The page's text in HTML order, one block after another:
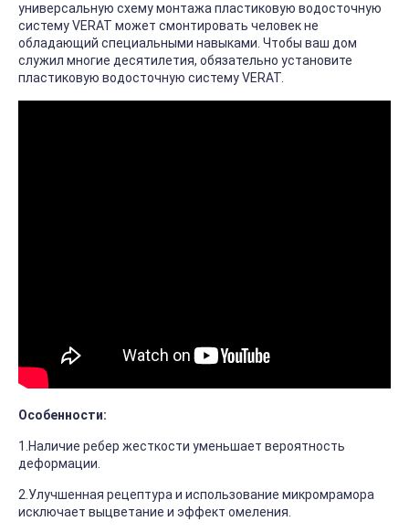
универсальную схему монтажа пластиковую водосточную
систему VERAT может смонтировать человек не
обладающий специальными навыками. Чтобы ваш дом
служил многие десятилетия, обязательно установите
пластиковую водосточную систему VERAT.
Особенности:
1.Наличие ребер жесткости уменьшает вероятность
деформации.
2.Улучшенная рецептура и использование микромрамора
исключает выцветание и эффект омеления.